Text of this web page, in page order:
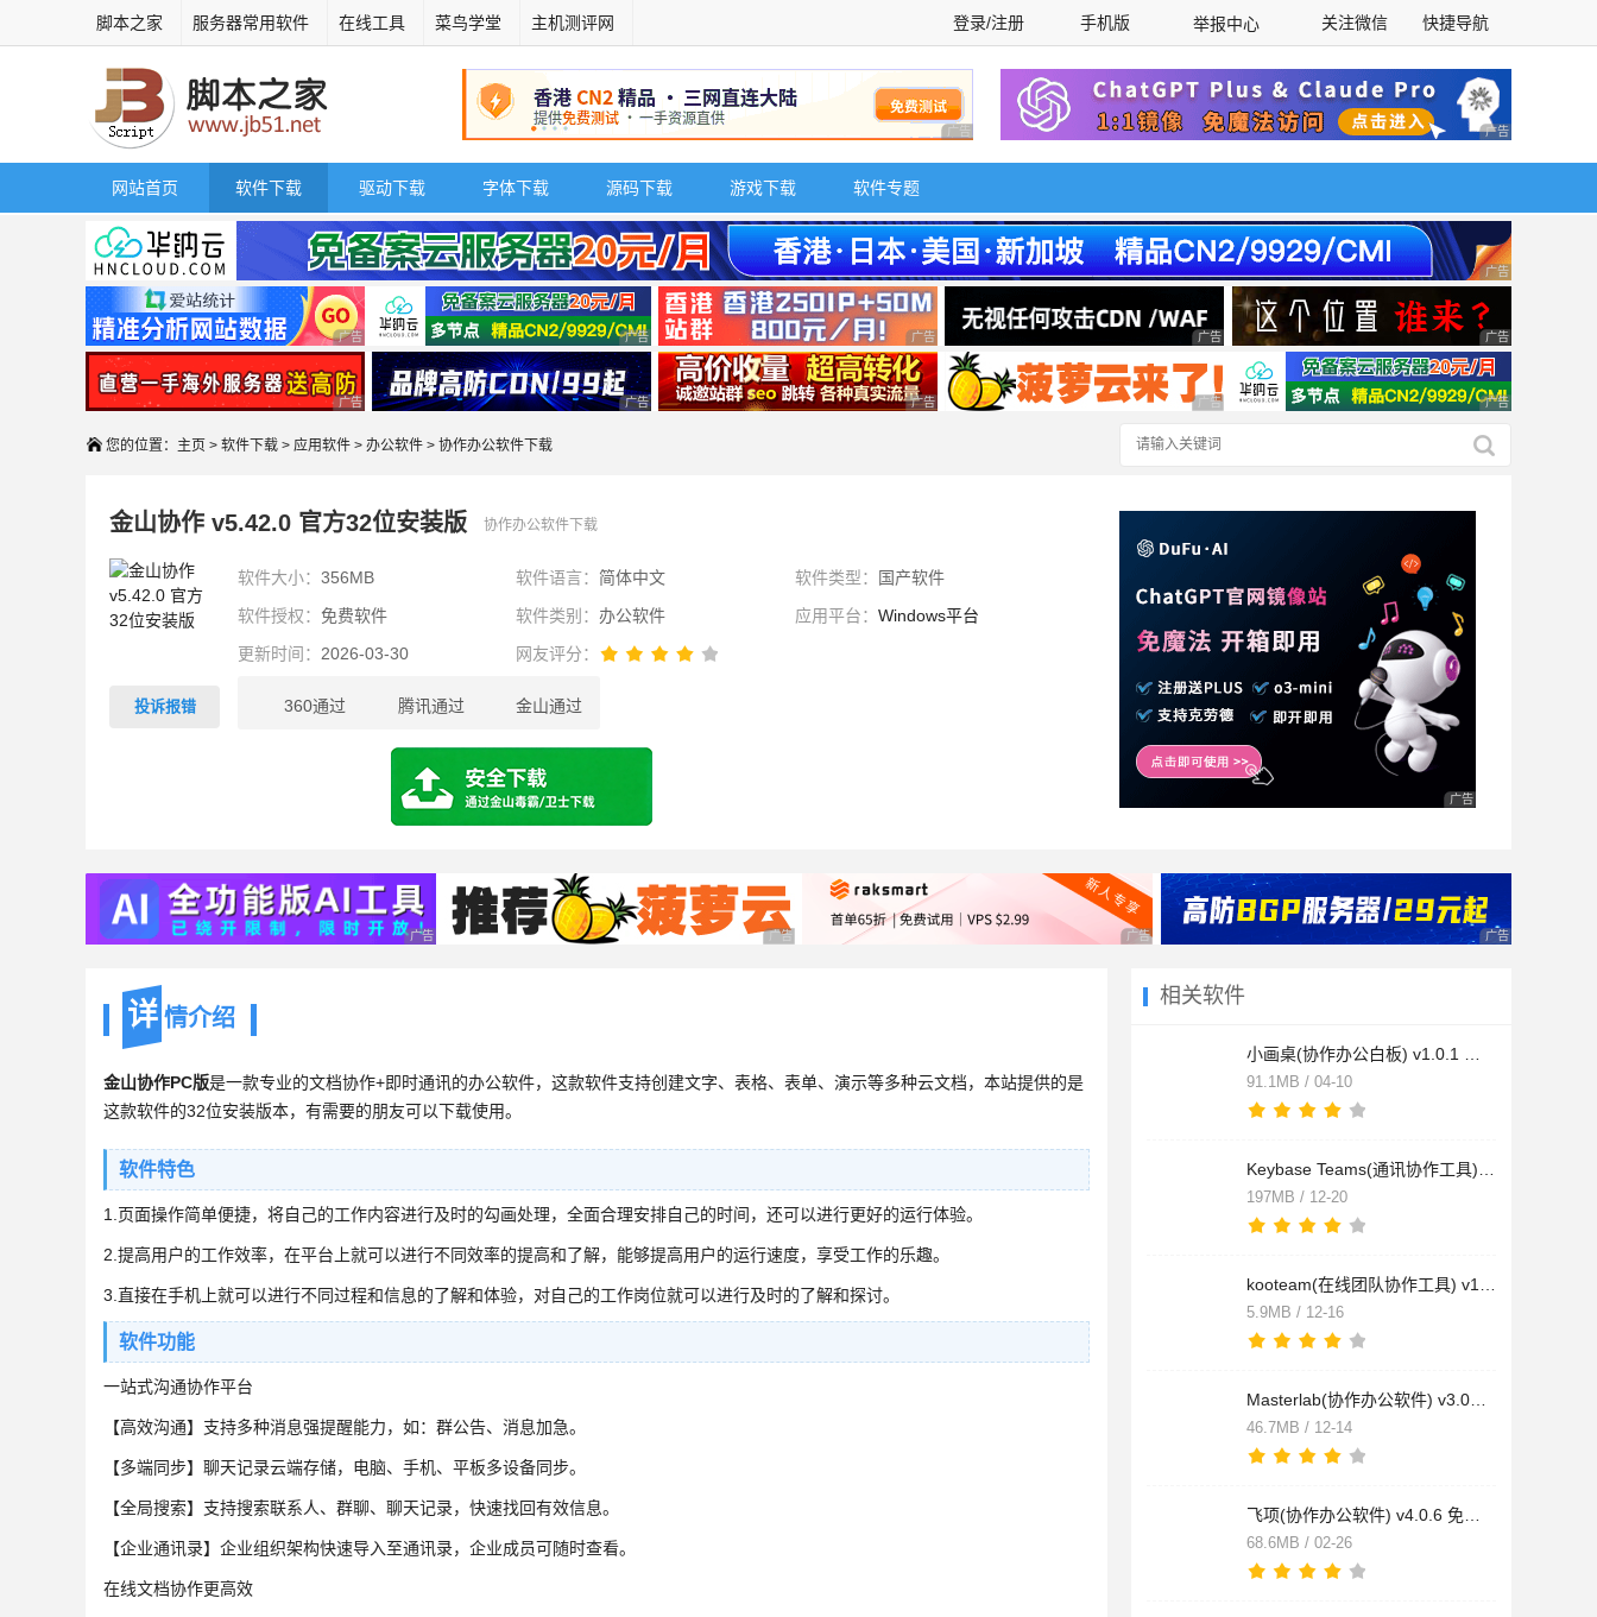
脚本之家 服务器常用软件 在线工具 菜鸟学堂 主机测评网 登录/注册 手机版 举报中心 关注微信 快捷导航
广告 商业广告，理性选择 广告 商业广告，理
网站首页 软件下载 驱动下载 字体下载 源码下载 游戏下载 软件专题
广告 商业广告，理
广告 商业广告，理性选择 广告 商业广告，理性选择 广告 商业广告，理性选择 广告 商业广告，理性选择 广告 商业广告，理
广告 商业广告，理性选择 广告 商业广告，理性选择 广告 商业广告，理性选择 广告 商业广告，理性选择 广告 商业广告，理
您的位置： 主页 > 软件下载 > 应用软件 > 办公软件 > 协作办公软件下载
金山协作 v5.42.0 官方32位安装版 协作办公软件下载
投诉报错
软件大小： 356MB 软件语言： 简体中文 软件类型：
国产软件
软件授权： 免费软件 软件类别：办公软件 应用平台： Windows平台
更新时间： 2026-03-30 网友评分：
360通过 腾讯通过 金山通过
广告 商业广告，理性选择
广告 商业广告，理性选择 广告 商业广告，理性选择 广告 商业广告，理性选择 广告 商业广告，理
相关软件
91.1MB / 04-10
197MB / 12-20
5.9MB / 12-16
46.7MB / 12-14
68.6MB / 02-26
详 情介绍
金山协作PC版是一款专业的文档协作+即时通讯的办公软件，这款软件支持创建文字、表格、表单、演示等多种云文档，本站提供的是
这款软件的32位安装版本，有需要的朋友可以下载使用。
软件特色
1.页面操作简单便捷，将自己的工作内容进行及时的勾画处理，全面合理安排自己的时间，还可以进行更好的运行体验。
2.提高用户的工作效率，在平台上就可以进行不同效率的提高和了解，能够提高用户的运行速度，享受工作的乐趣。
3.直接在手机上就可以进行不同过程和信息的了解和体验，对自己的工作岗位就可以进行及时的了解和探讨。
软件功能
一站式沟通协作平台
【高效沟通】支持多种消息强提醒能力，如：群公告、消息加急。
【多端同步】聊天记录云端存储，电脑、手机、平板多设备同步。
【全局搜索】支持搜索联系人、群聊、聊天记录，快速找回有效信息。
【企业通讯录】企业组织架构快速导入至通讯录，企业成员可随时查看。
在线文档协作更高效